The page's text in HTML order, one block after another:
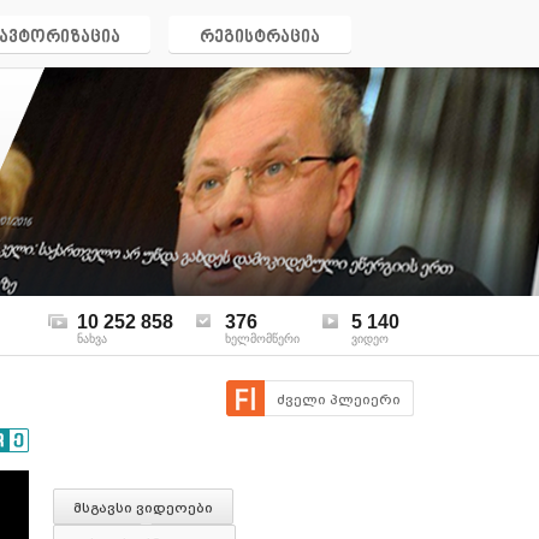
ავტორიზაცია რეგისტრაცია
10 252 858
ნახვა
376
ხელმომწერი
5 140
ვიდეო
ძველი პლეიერი
მსგავსი ვიდეოები